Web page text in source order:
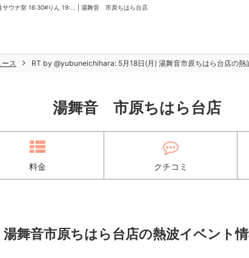
サウナ室 16:30#りん 19:... | 湯舞音 市原ちはら台店
ース RT by @yubuneichihara: 5月18日(月) 湯舞音市原ちはら台店の
湯舞音 市原ちはら台店
料金 クチコミ
舞音市原ちはら台店の熱波イベント